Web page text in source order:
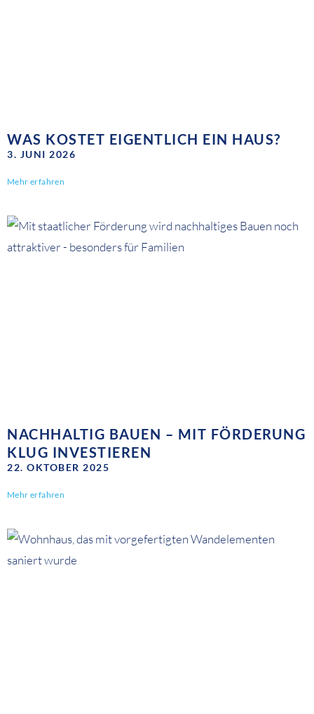
WAS KOSTET EIGENTLICH EIN HAUS?
3. JUNI 2026
Mehr erfahren
NACHHALTIG BAUEN – MIT FÖRDERUNG
KLUG INVESTIEREN
22. OKTOBER 2025
Mehr erfahren